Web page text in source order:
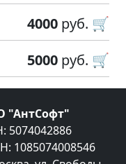
4000 руб. 🛒
5000 руб. 🛒
"АнтСофт"
5074042886
1085074008546